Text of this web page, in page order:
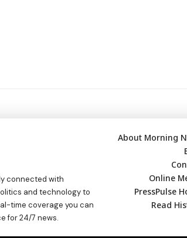
connected with
and technology to
time coverage you can
for 24/7 news.
About Morning
Online
PressPulse
Read